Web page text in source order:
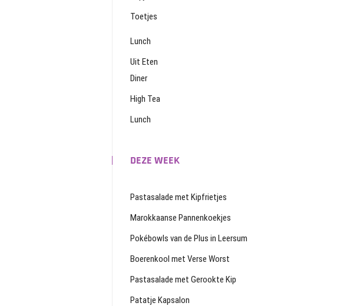
Toetjes
Lunch
Uit Eten
Diner
High Tea
Lunch
DEZE WEEK
Pastasalade met Kipfrietjes
Marokkaanse Pannenkoekjes
Pokébowls van de Plus in Leersum
Boerenkool met Verse Worst
Pastasalade met Gerookte Kip
Patatje Kapsalon